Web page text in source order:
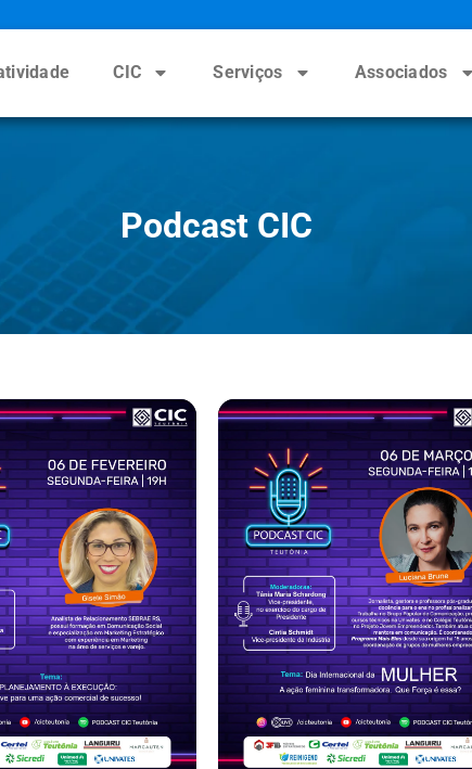
CIC Serviços Associados
Podcast CIC